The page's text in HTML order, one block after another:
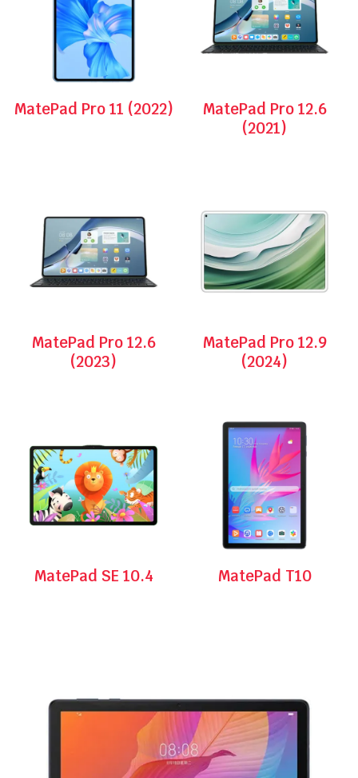
MatePad Pro 11 (2022)
MatePad Pro 12.6
(2021)
MatePad Pro 12.6
(2023)
MatePad Pro 12.9
(2024)
MatePad SE 10.4 MatePad T10